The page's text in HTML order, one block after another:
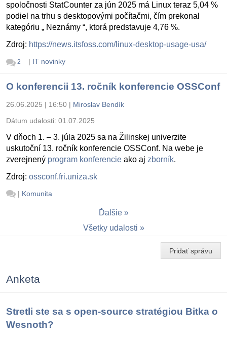
spoločnosti StatCounter za jún 2025 má Linux teraz 5,04 %
podiel na trhu s desktopovými počítačmi, čím prekonal
kategóriu „ Neznámy “, ktorá predstavuje 4,76 %.
Zdroj: https://news.itsfoss.com/linux-desktop-usage-usa/
2 | IT novinky
O konferencii 13. ročník konferencie OSSConf
26.06.2025 | 16:50 | Miroslav Bendík
Dátum udalosti: 01.07.2025
V dňoch 1. – 3. júla 2025 sa na Žilinskej univerzite
uskutoční 13. ročník konferencie OSSConf. Na webe je
zverejnený program konferencie ako aj zborník.
Zdroj: ossconf.fri.uniza.sk
| Komunita
Ďalšie
Všetky udalosti
Pridať správu
Anketa
Stretli ste sa s open-source stratégiou Bitka o
Wesnoth?